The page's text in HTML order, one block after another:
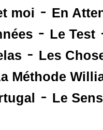
moi - En
- Le Test
- Les
Méthode
- Le